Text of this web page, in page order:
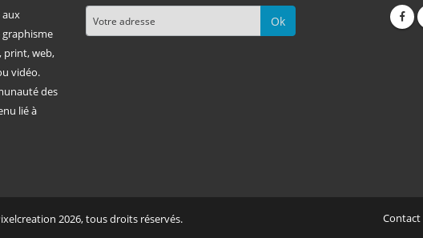
aux
graphisme
print, web,
vidéo.
des
lié à
Ok
2026, tous droits réservés. Contact